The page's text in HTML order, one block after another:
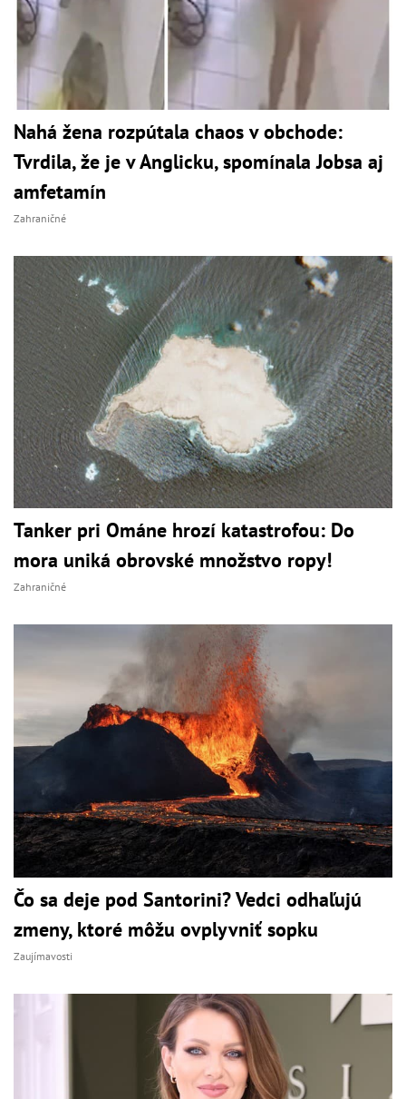
Nahá žena rozpútala chaos v obchode:
Tvrdila, že je v Anglicku, spomínala Jobsa aj
amfetamín
Zahraničné
Tanker pri Ománe hrozí katastrofou: Do
mora uniká obrovské množstvo ropy!
Zahraničné
Čo sa deje pod Santorini? Vedci odhaľujú
zmeny, ktoré môžu ovplyvniť sopku
Zaujímavosti